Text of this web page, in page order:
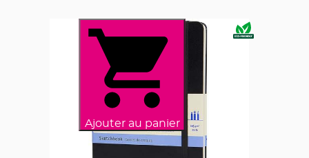
Ajouter au panier